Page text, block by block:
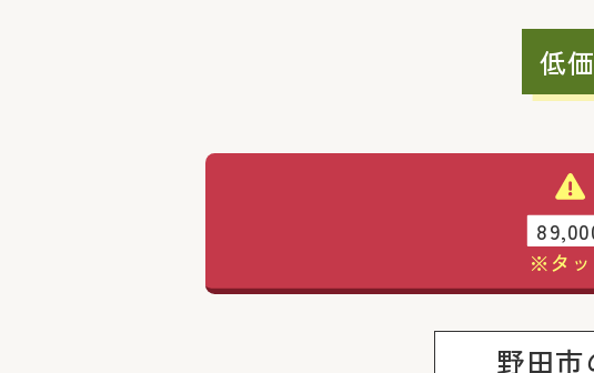
低
※タ
野田